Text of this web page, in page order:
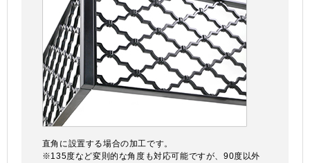
直角に設置する場合の加工です。
※135度など変則的な角度も対応可能ですが、90度以外